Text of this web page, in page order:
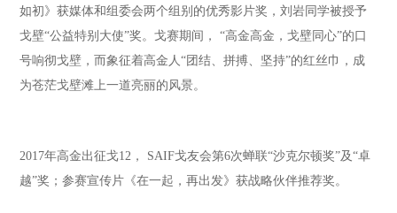
如初》获媒体和组委会两个组别的优秀影片奖，刘岩同学被授予
戈壁“公益特别大使”奖。戈赛期间， “高金高金，戈壁同心”的口
号响彻戈壁，而象征着高金人“团结、拼搏、坚持”的红丝巾，成
为苍茫戈壁滩上一道亮丽的风景。
2017年高金出征戈12， SAIF戈友会第6次蝉联“沙克尔顿奖”及“卓
越”奖；参赛宣传片《在一起，再出发》获战略伙伴推荐奖。